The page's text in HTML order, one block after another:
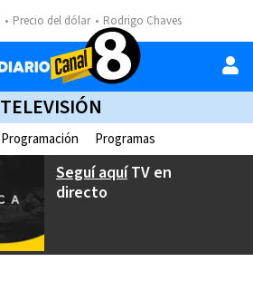
Precio del dólar Rodrigo Chaves
TELEVISIÓN
Programación Programas
Seguí aquíTV en
directo